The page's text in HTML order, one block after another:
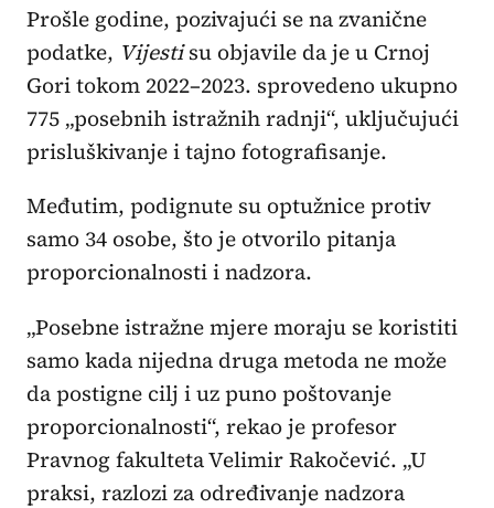
Prošle godine, pozivajući se na zvanične
podatke, Vijestisu objavile da je u Crnoj
Gori tokom 2022–2023. sprovedeno ukupno
775 „posebnih istražnih radnji“, uključujući
prisluškivanje i tajno fotografisanje.
Međutim, podignute su optužnice protiv
samo 34 osobe, što je otvorilo pitanja
proporcionalnosti i nadzora.
„Posebne istražne mjere moraju se koristiti
samo kada nijedna druga metoda ne može
da postigne cilj i uz puno poštovanje
proporcionalnosti“, rekao je profesor
Pravnog fakulteta Velimir Rakočević. „U
praksi, razlozi za određivanje nadzora